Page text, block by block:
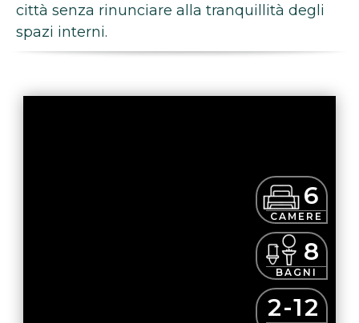
città senza rinunciare alla tranquillità degli
spazi interni.
6
CAMERE
8
BAGNI
2-12